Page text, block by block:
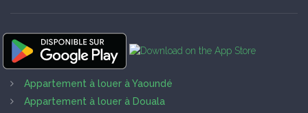
Appartement à louer à Yaoundé
Appartement à louer à Douala